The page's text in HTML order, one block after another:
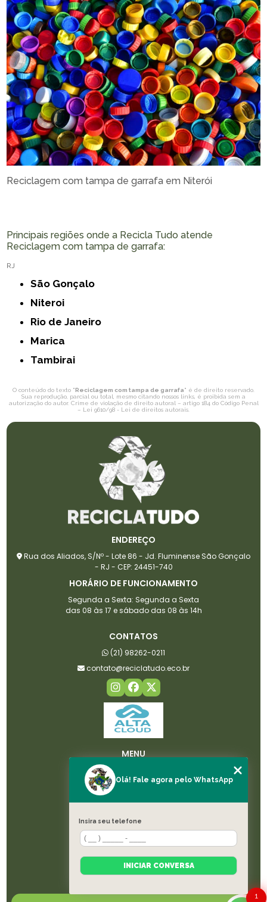
Reciclagem com tampa de garrafa em Niterói
Principais regiões onde a Recicla Tudo atende
Reciclagem com tampa de garrafa:
RJ
São Gonçalo
Niteroi
Rio de Janeiro
Marica
Tambirai
O conteúdo do texto "Reciclagem com tampa de garrafa" é de direito reservado.
Sua reprodução, parcial ou total, mesmo citando nossos links, é proibida sem a
autorização do autor. Crime de violação de direito autoral – artigo 184 do Código Penal
– Lei 9610/98 - Lei de direitos autorais
ENDEREÇO
Rua dos Aliados, S/Nº - Lote 86 - Jd. Fluminense São Gonçalo
- RJ - CEP: 24451-740
HORÁRIO DE FUNCIONAMENTO
Segunda a Sexta: Segunda a Sexta
das 08 às 17 e sábado das 08 às 14h
CONTATOS
(21) 98262-0211
contato@reciclatudo.eco.br
MENU
LICENÇAS
BLOG
CONTATO
CATEGORIAS
1
Olá! Fale agora pelo WhatsApp
Insira seu telefone
INICIAR CONVERSA